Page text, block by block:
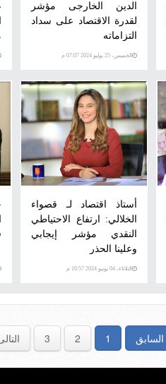
الدين الخارجى مؤشر
لقدرة الاقتصاد على سداد
التزاماته
الخميس، 25 يوليو 2024 07:07 م
أستاذ اقتصاد لـ قصواء
الخلالي: ارتفاع الاحتياطي
النقدي مؤشر إيجابي
وعلينا الحذر
الثلاثاء، 04 يونيو 2024 10:57 م
السابق 1
2
3